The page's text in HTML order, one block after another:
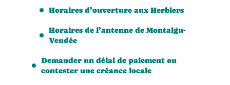
Horaires d’ouverture aux Herbiers
Horaires de l’antenne de Montaigu-
Vendée
Demander un délai de paiement ou
contester une créance locale